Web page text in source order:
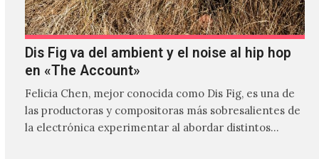
Dis Fig va del ambient y el noise al hip hop
en «The Account»
Felicia Chen, mejor conocida como Dis Fig, es una de
las productoras y compositoras más sobresalientes de
la electrónica experimentar al abordar distintos